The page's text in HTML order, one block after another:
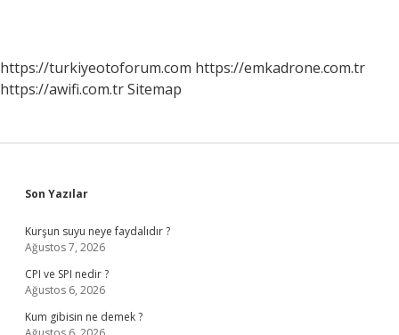
https://turkiyeotoforum.com https://emkadrone.com.tr
https://awifi.com.trSitemap
Sidebar
Son Yazılar
Kurşun suyu neye faydalıdır ?
Ağustos 7, 2026
CPI ve SPI nedir ?
Ağustos 6, 2026
Kum gibisin ne demek ?